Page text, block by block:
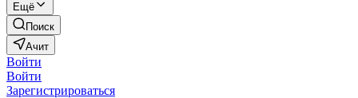
Ещё
Поиск
Ачит
Войти
Войти
Зарегистрироваться